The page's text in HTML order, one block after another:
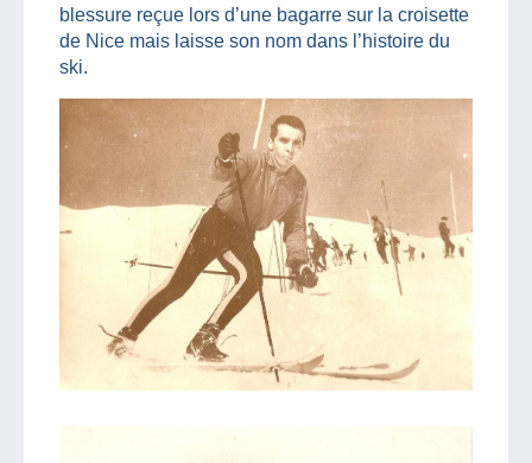
blessure reçue lors d’une bagarre sur la croisette
de Nice mais laisse son nom dans l’histoire du
ski.